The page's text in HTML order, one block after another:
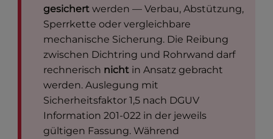
gesichert werden — Verbau, Abstützung,
Sperrkette oder vergleichbare
mechanische Sicherung. Die Reibung
zwischen Dichtring und Rohrwand darf
rechnerisch nicht in Ansatz gebracht
werden. Auslegung mit
Sicherheitsfaktor 1,5 nach DGUV
Information 201-022 in der jeweils
gültigen Fassung. Während